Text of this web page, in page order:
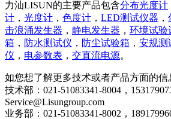
力汕LISUN的主要产品包含分布光度计
计 ， 光度计 ， 色度计 ， LED测试仪器 ，
击浪涌发生器 ， 静电发生器 ， 环境试验
箱 ， 防水测试仪 ， 防尘试验箱 ， 安规测
仪 ， 电参数表 ， 交直流电源。
如您想了解更多技术或者产品方面的信
技术部：021-51083341-8004，
Service@Lisungroup.com
业务部：021-51083341-8002，